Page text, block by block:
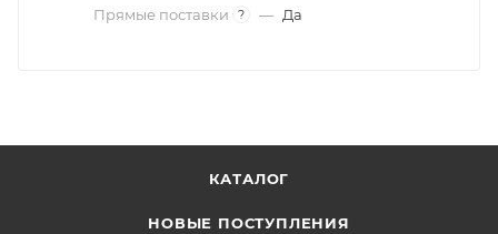
Прямые поставки
? — Да
КАТАЛОГ
НОВЫЕ ПОСТУПЛЕНИЯ